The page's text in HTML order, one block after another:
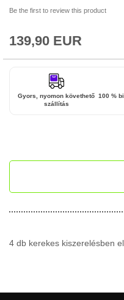
Be the first to review this product
139,90 EUR
Gyors, nyomon követhető
szállítás
100 %
4 db kerekes kiszerelésben